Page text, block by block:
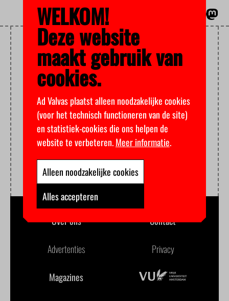
SALAFISTEN
Over ons Contact
Advertenties Privacy
Magazines
WELKOM!
Deze website
maakt gebruik van
cookies.
Ad Valvas plaatst alleen noodzakelijke cookies
(voor het technisch functioneren van de site)
en statistiek-cookies die ons helpen de
website te verbeteren.Meer informatie.
Alleen noodzakelijke cookies
Alles accepteren